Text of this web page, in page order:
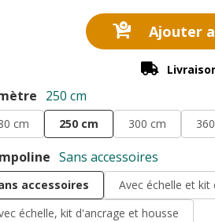
Ajouter
250 cm
cm 250 cm 300 cm
Sans accessoires
accessoires
Avec échelle et kit
échelle, kit d'ancrage et housse